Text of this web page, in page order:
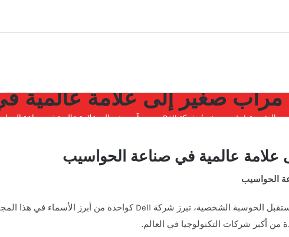
الرئيسية غير مصنف شركة Dell: من مرآب صغير إلى علامة عالمية في صناعة الحواسيب
الحواسيب
أكبر شركات التكنولوجيا في العالم.